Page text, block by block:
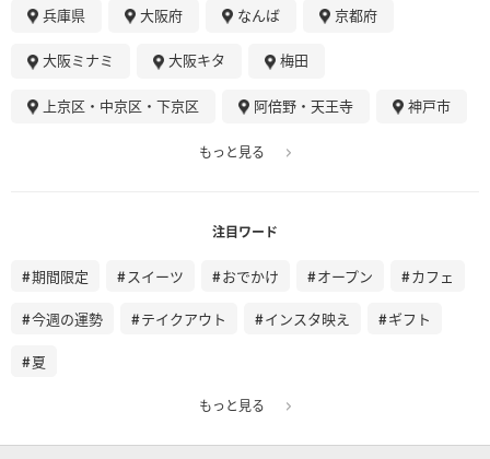
兵庫県 大阪府 なんば 京都府
大阪ミナミ 大阪キタ 梅田
上京区・中京区・下京区 阿倍野・天王寺 神戸市
もっと見る
注目ワード
期間限定 スイーツ おでかけ オープン カフェ
今週の運勢 テイクアウト インスタ映え ギフト
夏
もっと見る